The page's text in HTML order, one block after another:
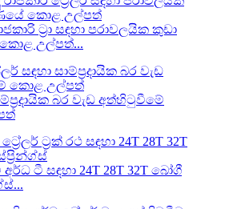
ට්‍රා සඳහා පරාවලයික කුඩා
කොළ උල්පත්...
බර වැඩ අත්හිටුවීමේ
ටී සඳහා 24T 28T 32T බෝගී